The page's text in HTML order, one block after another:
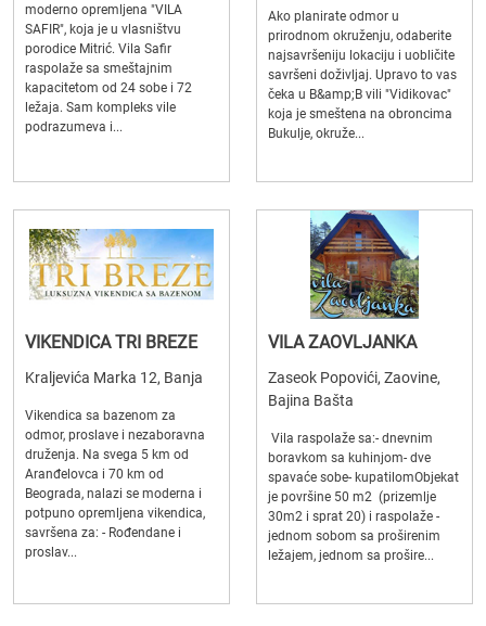
moderno opremljena "VILA
SAFIR", koja je u vlasništvu
porodice Mitrić. Vila Safir
raspolaže sa smeštajnim
kapacitetom od 24 sobe i 72
ležaja. Sam kompleks vile
podrazumeva i...
Ako planirate odmor u
prirodnom okruženju, odaberite
najsavršeniju lokaciju i uobličite
savršeni doživljaj. Upravo to vas
čeka u B&amp;B vili "Vidikovac"
koja je smeštena na obroncima
Bukulje, okruže...
VIKENDICA TRI BREZE
Kraljevića Marka 12, Banja
Vikendica sa bazenom za
odmor, proslave i nezaboravna
druženja. Na svega 5 km od
Aranđelovca i 70 km od
Beograda, nalazi se moderna i
potpuno opremljena vikendica,
savršena za: - Rođendane i
proslav...
VILA ZAOVLJANKA
Zaseok Popovići, Zaovine,
Bajina Bašta
Vila raspolaže sa:- dnevnim
boravkom sa kuhinjom- dve
spavaće sobe- kupatilomObjekat
je površine 50 m2 (prizemlje
30m2 i sprat 20) i raspolaže -
jednom sobom sa proširenim
ležajem, jednom sa prošire...